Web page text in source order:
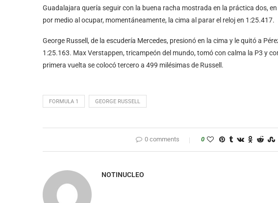
Guadalajara quería seguir con la buena racha mostrada en la práctica dos,
por medio al ocupar, momentáneamente, la cima al parar el reloj en 1:25.417.
George Russell, de la escudería Mercedes, presionó en la cima y le quitó a
1:25.163. Max Verstappen, tricampeón del mundo, tomó con calma la P3 y
primera vuelta se colocó tercero a 499 milésimas de Russell.
FORMULA 1 GEORGE RUSSELL
0 comments 0
NOTINUCLEO